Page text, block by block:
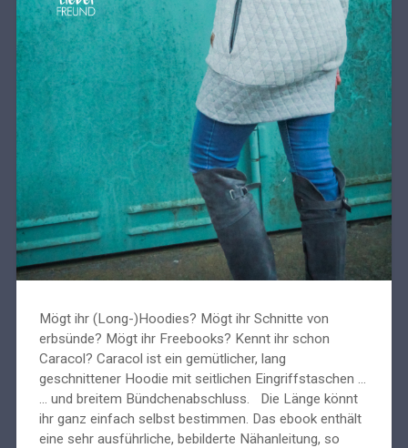
Mögt ihr (Long-)Hoodies? Mögt ihr Schnitte von
erbsünde? Mögt ihr Freebooks? Kennt ihr schon
Caracol? Caracol ist ein gemütlicher, lang
geschnittener Hoodie mit seitlichen Eingriffstaschen ...
... und breitem Bündchenabschluss. Die Länge könnt
ihr ganz einfach selbst bestimmen. Das ebook enthält
eine sehr ausführliche, bebilderte Nähanleitung, so